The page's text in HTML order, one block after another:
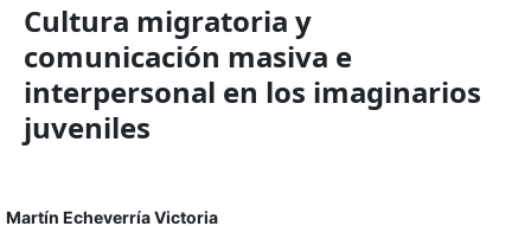
Cultura migratoria y
comunicación masiva e
interpersonal en los imaginarios
juveniles
Martín Echeverría Victoria